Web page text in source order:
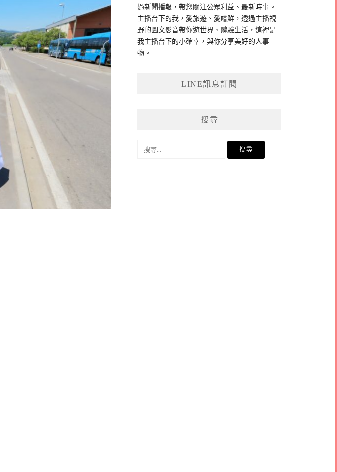
過新聞播報，帶您關注公眾利益、最新時事。
主播台下的我，愛旅遊、愛嚐鮮，透過主播視
野的圖文影音帶你遊世界、體驗生活，這裡是
我主播台下的小確幸，與你分享美好的人事
物。
LINE訊息訂閱
搜尋